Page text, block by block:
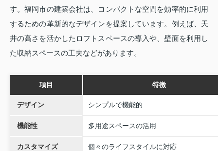
す。福岡市の建築会社は、コンパクトな空間を効率的に利用
するための革新的なデザインを提案しています。例えば、天
井の高さを活かしたロフトスペースの導入や、壁面を利用し
た収納スペースの工夫などがあります。
項目 特徴
デザイン シンプルで機能的
機能性 多用途スペースの活用
カスタマイズ 個々のライフスタイルに対応